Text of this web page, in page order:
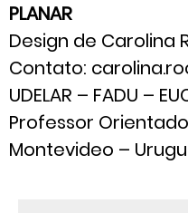
PLANAR
Design de Carolina
Contato:
UDELAR – FADU –
Professor
Montevideo –